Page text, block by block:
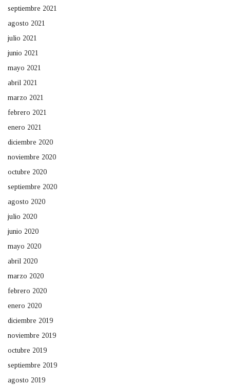
septiembre 2021
agosto 2021
julio 2021
junio 2021
mayo 2021
abril 2021
marzo 2021
febrero 2021
enero 2021
diciembre 2020
noviembre 2020
octubre 2020
septiembre 2020
agosto 2020
julio 2020
junio 2020
mayo 2020
abril 2020
marzo 2020
febrero 2020
enero 2020
diciembre 2019
noviembre 2019
octubre 2019
septiembre 2019
agosto 2019